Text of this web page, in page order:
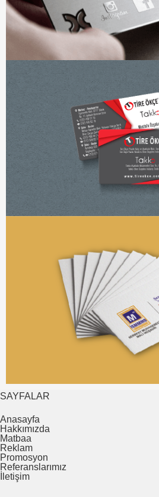
SAYFALAR
Anasayfa
Hakkımızda
Matbaa
Reklam
Promosyon
Referanslarımız
İletişim